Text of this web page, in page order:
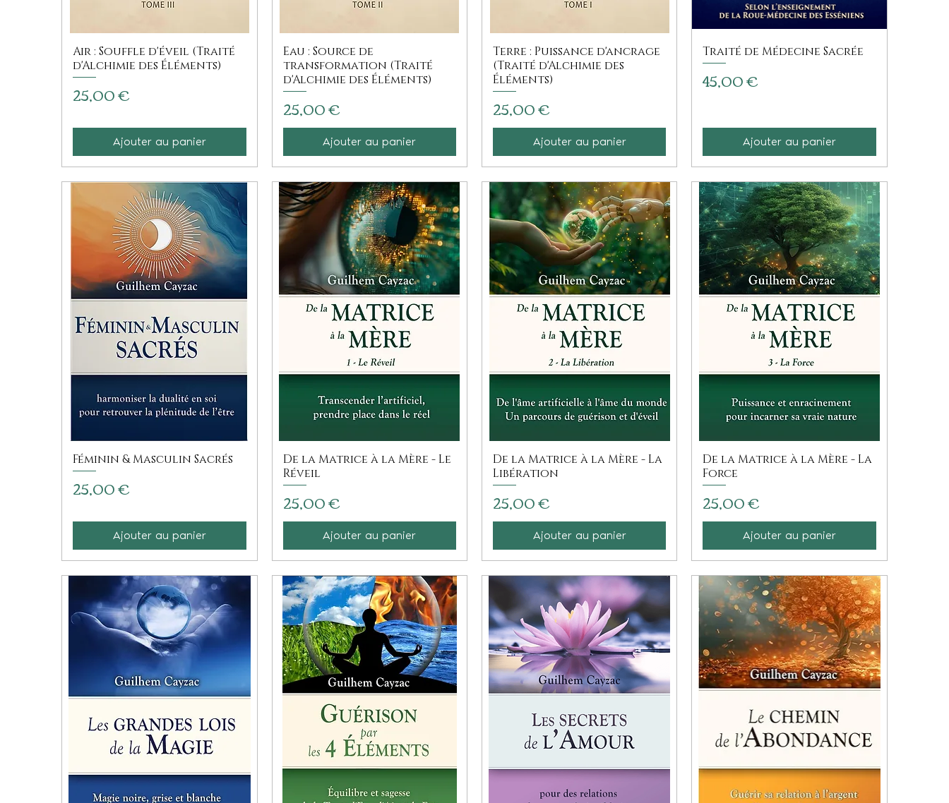
Air : Souffle d'éveil (Traité
d'Alchimie des Éléments)
Prix
25,00 €
Ajouter au panier
Eau : Source de
transformation (Traité
d'Alchimie des Éléments)
Prix
25,00 €
Ajouter au panier
Terre : Puissance d'ancrage
(Traité d'Alchimie des
Éléments)
Prix
25,00 €
Ajouter au panier
Traité de Médecine Sacrée
Prix
45,00 €
Ajouter au panier
Féminin & Masculin Sacrés
Prix
25,00 €
Ajouter au panier
De la Matrice à la Mère - Le
Réveil
Prix
25,00 €
Ajouter au panier
De la Matrice à la Mère - La
Libération
Prix
25,00 €
Ajouter au panier
De la Matrice à la Mère - La
Force
Prix
25,00 €
Ajouter au panier